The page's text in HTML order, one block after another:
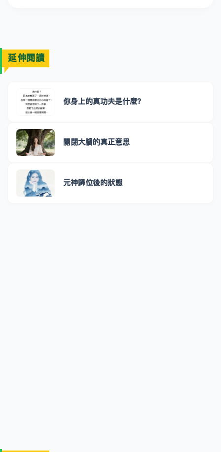
延伸閱讀
你身上的真功夫是什麼？
關閉大腦的真正意思
元神歸位後的狀態